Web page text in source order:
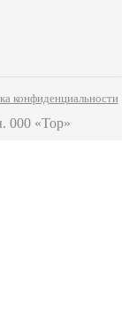
000 «Тор»
конфиденциальности